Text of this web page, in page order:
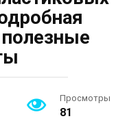
Просмотры
81